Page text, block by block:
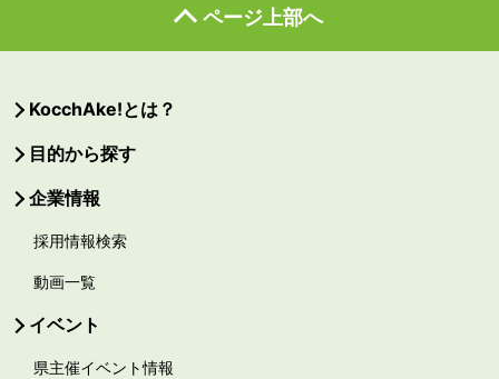
ページ上部へ
KocchAke!とは？
目的から探す
企業情報
採用情報検索
動画一覧
イベント
県主催イベント情報